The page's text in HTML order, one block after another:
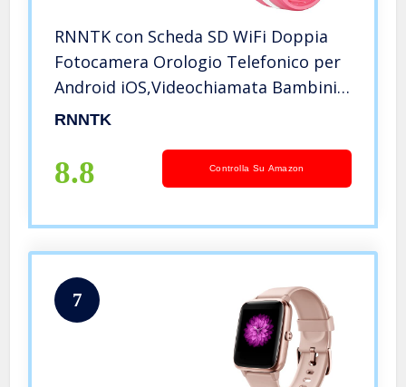
RNNTK con Scheda SD WiFi Doppia
Fotocamera Orologio Telefonico per
Android iOS,Videochiamata Bambini
Orologio Intelligente, Rete 4g
Activity Tracker-Rosa 32 GB
RNNTK
8.8 Controlla Su Amazon
7